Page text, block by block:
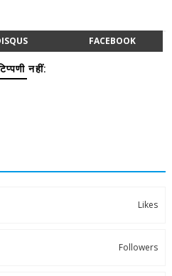
FACEBOOK
नहीं:
Likes
Followers